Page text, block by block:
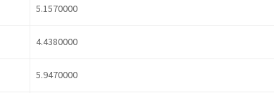
5.1570000
4.4380000
5.9470000